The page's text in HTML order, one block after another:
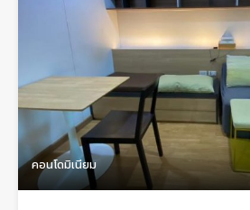
คอนโดมิเนียม